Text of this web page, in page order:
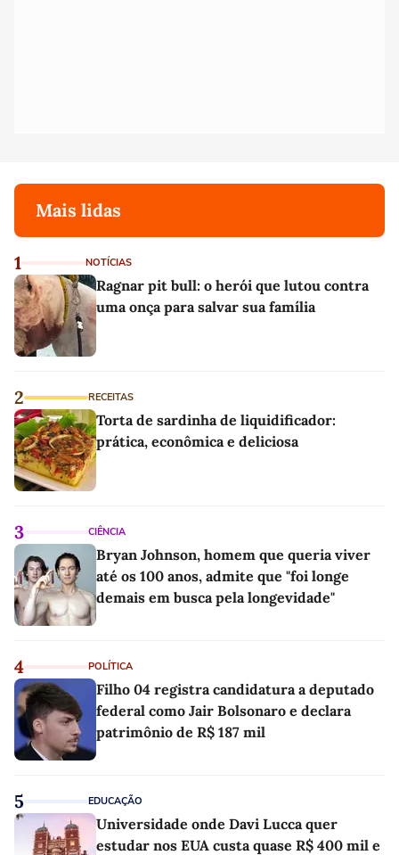
Mais lidas
1 NOTÍCIAS
Ragnar pit bull: o herói que lutou contra
uma onça para salvar sua família
2 RECEITAS
Torta de sardinha de liquidificador:
prática, econômica e deliciosa
3 CIÊNCIA
Bryan Johnson, homem que queria viver
até os 100 anos, admite que "foi longe
demais em busca pela longevidade"
4 POLÍTICA
Filho 04 registra candidatura a deputado
federal como Jair Bolsonaro e declara
patrimônio de R$ 187 mil
5 EDUCAÇÃO
Universidade onde Davi Lucca quer
estudar nos EUA custa quase R$ 400 mil e